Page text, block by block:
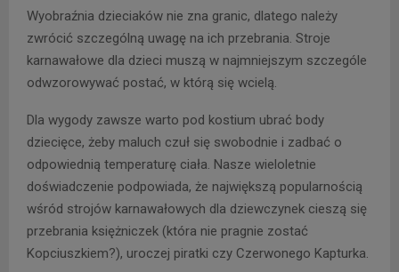
Wyobraźnia dzieciaków nie zna granic, dlatego należy
zwrócić szczególną uwagę na ich przebrania. Stroje
karnawałowe dla dzieci muszą w najmniejszym szczególe
odwzorowywać postać, w którą się wcielą.
Dla wygody zawsze warto pod kostium ubrać body
dziecięce, żeby maluch czuł się swobodnie i zadbać o
odpowiednią temperaturę ciała. Nasze wieloletnie
doświadczenie podpowiada, że największą popularnością
wśród strojów karnawałowych dla dziewczynek cieszą się
przebrania księżniczek (która nie pragnie zostać
Kopciuszkiem?), uroczej piratki czy Czerwonego Kapturka.